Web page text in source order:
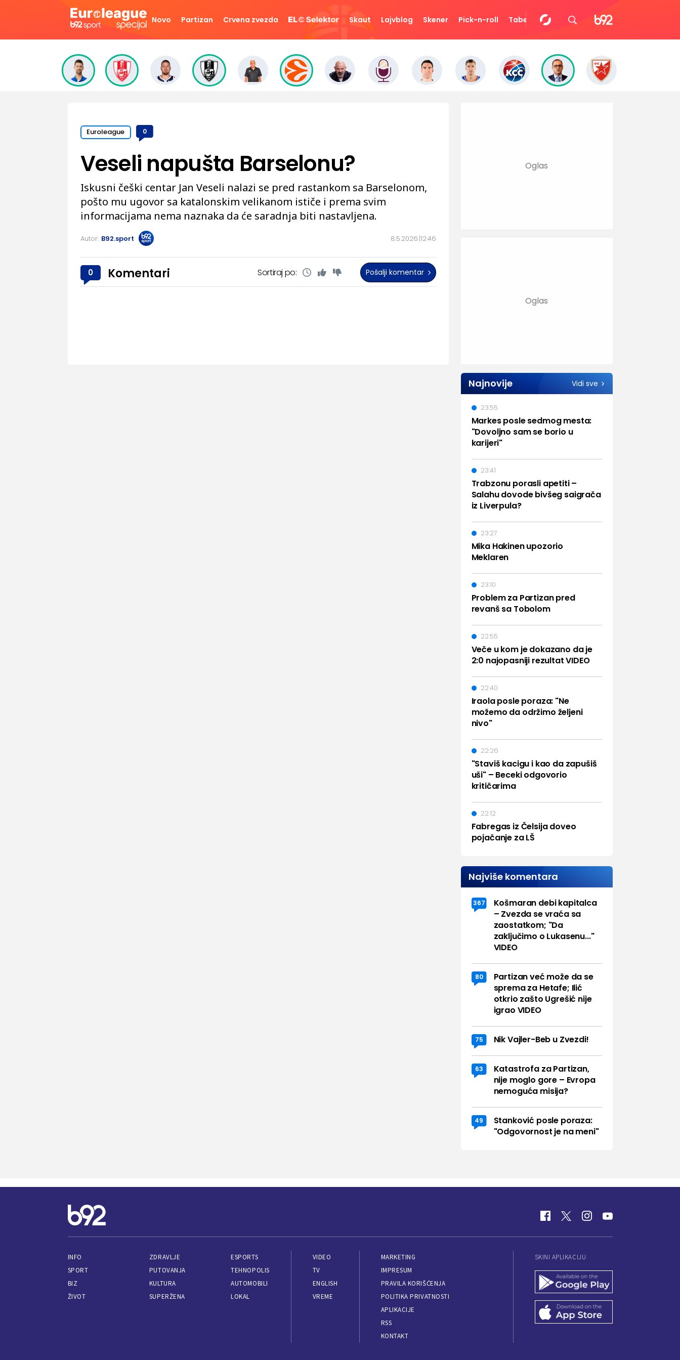
Novo Partizan Crvena zvezda Skaut Lajvblog Skener Pick-n-roll Tabela Video Eurocup
Euroleague 0
8.5.2026. 12:46
Veseli napušta Barselonu?
Iskusni češki centar Jan Veseli nalazi se pred rastankom sa Barselonom,
pošto mu ugovor sa katalonskim velikanom ističe i prema svim
informacijama nema naznaka da će saradnja biti nastavljena.
Autor: B92.sport
0 Komentari Sortiraj po: Pošalji komentar
Najnovije Vidi sve
Markes posle sedmog mesta:
"Dovoljno sam se borio u
karijeri"
23:55
Trabzonu porasli apetiti –
Salahu dovode bivšeg saigrača
iz Liverpula?
23:41
Mika Hakinen upozorio
Meklaren
23:27
Problem za Partizan pred
revanš sa Tobolom
23:10
Veče u kom je dokazano da je
2:0 najopasniji rezultat VIDEO
22:55
Iraola posle poraza: "Ne
možemo da održimo željeni
nivo"
22:40
"Staviš kacigu i kao da zapušiš
uši" – Beceki odgovorio
kritičarima
22:26
Fabregas iz Čelsija doveo
pojačanje za LŠ
22:12
Najviše komentara
367
Košmaran debi kapitalca
– Zvezda se vraća sa
zaostatkom; "Da
zaključimo o Lukasenu..."
VIDEO
80
Partizan već može da se
sprema za Hetafe; Ilić
otkrio zašto Ugrešić nije
igrao VIDEO
75 Nik Vajler-Beb u Zvezdi!
63
Katastrofa za Partizan,
nije moglo gore – Evropa
nemoguća misija?
49
Stanković posle poraza:
"Odgovornost je na meni"
INFO
SPORT
BIZ
ŽIVOT
ZDRAVLJE
PUTOVANJA
KULTURA
SUPERŽENA
ESPORTS
TEHNOPOLIS
AUTOMOBILI
LOKAL
VIDEO
TV
ENGLISH
VREME
MARKETING
IMPRESUM
PRAVILA KORIŠĆENJA
POLITIKA PRIVATNOSTI
APLIKACIJE
RSS
KONTAKT
SKINI APLIKACIJU